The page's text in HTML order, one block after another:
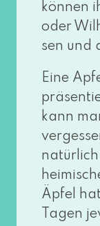
kön­nen
oder
sen und
Eine
kann
Äpfel
Tagen